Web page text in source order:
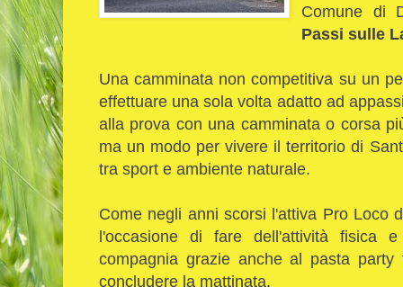
Comune di
Passi sulle
Una camminata non competitiva su un
effettuare una sola volta adatto ad
alla prova con una camminata o corsa
ma un modo per vivere il territorio di
tra sport e ambiente naturale.
Come negli anni scorsi l'attiva Pro Loco
l'occasione di fare dell'attività fisica
compagnia grazie anche al pasta
concludere la mattinata.